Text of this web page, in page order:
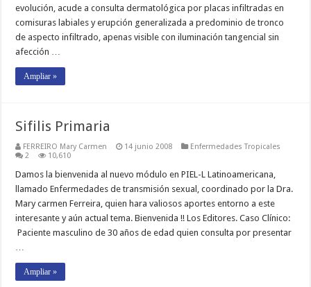
evolución, acude a consulta dermatológica por placas infiltradas en
comisuras labiales y erupción generalizada a predominio de tronco
de aspecto infiltrado, apenas visible con iluminación tangencial sin
afección …
Ampliar »
Sifilis Primaria
FERREIRO Mary Carmen 14 junio 2008
Enfermedades Tropicales
2
10,610
Damos la bienvenida al nuevo módulo en PIEL-L Latinoamericana,
llamado Enfermedades de transmisión sexual, coordinado por la Dra.
Mary carmen Ferreira, quien hara valiosos aportes entorno a este
interesante y aún actual tema. Bienvenida !! Los Editores. Caso Clínico:
Paciente masculino de 30 años de edad quien consulta por presentar
…
Ampliar »